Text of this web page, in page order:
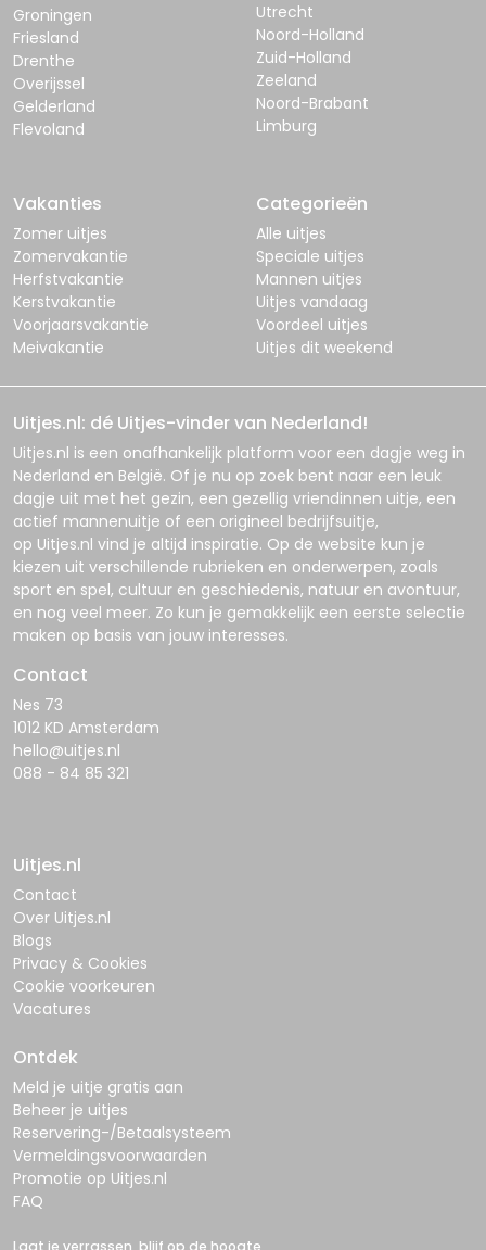
Groningen
Friesland
Drenthe
Overijssel
Gelderland
Flevoland
Utrecht
Noord-Holland
Zuid-Holland
Zeeland
Noord-Brabant
Limburg
Vakanties
Zomer uitjes
Zomervakantie
Herfstvakantie
Kerstvakantie
Voorjaarsvakantie
Meivakantie
Categorieën
Alle uitjes
Speciale uitjes
Mannen uitjes
Uitjes vandaag
Voordeel uitjes
Uitjes dit weekend
Uitjes.nl: dé Uitjes-vinder van Nederland!
Uitjes.nl is een onafhankelijk platform voor een dagje weg in
Nederland en België. Of je nu op zoek bent naar een leuk
dagje uit met het gezin, een gezellig vriendinnen uitje, een
actief mannenuitje of een origineel bedrijfsuitje,
op Uitjes.nl vind je altijd inspiratie. Op de website kun je
kiezen uit verschillende rubrieken en onderwerpen, zoals
sport en spel, cultuur en geschiedenis, natuur en avontuur,
en nog veel meer. Zo kun je gemakkelijk een eerste selectie
maken op basis van jouw interesses.
Contact
Nes 73
1012 KD Amsterdam
hello@uitjes.nl
088 - 84 85 321
Uitjes.nl
Contact
Over Uitjes.nl
Blogs
Privacy & Cookies
Cookie voorkeuren
Vacatures
Ontdek
Meld je uitje gratis aan
Beheer je uitjes
Reservering-/Betaalsysteem
Vermeldingsvoorwaarden
Promotie op Uitjes.nl
FAQ